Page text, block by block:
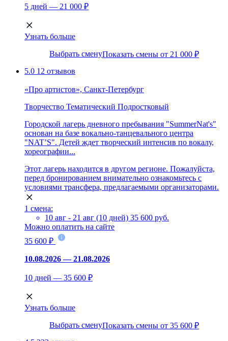
5 дней — 21 000 ₽
Узнать больше
Выбрать сменуПоказать смены от 21 000 ₽
5.0 12 отзывов
«Про артистов», Санкт-Петербург
Творчество Тематический Подростковый
Городской лагерь дневного пребывания "SummerNat's"
основан на базе вокально-танцевального центра
"NAT’S". Детей ждет творческий интенсив по вокалу,
хореографии...
Этот лагерь находится в другом регионе. Пожалуйста,
перед бронированием внимательно ознакомьтесь с
условиями трансфера, предлагаемыми организаторами.
1 смена:
10 авг - 21 авг (10 дней) 35 600 руб.
Можно оплатить на сайте
35 600 ₽
10.08.2026 — 21.08.2026
10 дней — 35 600 ₽
Узнать больше
Выбрать сменуПоказать смены от 35 600 ₽